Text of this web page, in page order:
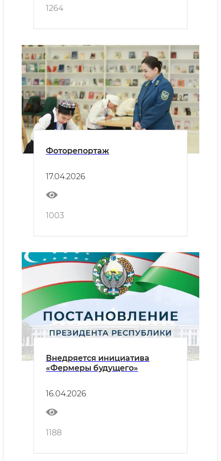
1264
Фоторепортаж
17.04.2026
1003
Внедряется инициатива
«Фермеры будущего»
16.04.2026
1188